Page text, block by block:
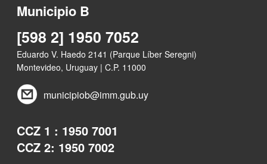
Municipio B
[598 2] 1950 7052
Eduardo V. Haedo 2141 (Parque Líber Seregni)
Montevideo, Uruguay | C.P. 11000
municipiob@imm.gub.uy
CCZ 1 : 1950 7001
CCZ 2: 1950 7002